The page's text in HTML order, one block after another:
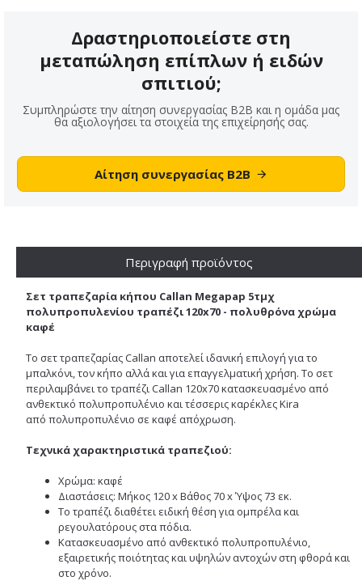
Δραστηριοποιείστε στη
μεταπώληση επίπλων ή ειδών
σπιτιού;
Συμπληρώστε την αίτηση συνεργασίας B2B και η ομάδα μας
θα αξιολογήσει τα στοιχεία της επιχείρησής σας.
Αίτηση συνεργασίας B2B
Περιγραφή προϊόντος
Σετ τραπεζαρία κήπου Callan Megapap 5τμχ
πολυπροπυλενίου τραπέζι 120x70 - πολυθρόνα χρώμα
καφέ
Το σετ τραπεζαρίας Callan αποτελεί ιδανική επιλογή για το
μπαλκόνι, τον κήπο αλλά και για επαγγελματική χρήση. Το σετ
περιλαμβάνει το τραπέζι Callan 120x70 κατασκευασμένο από
ανθεκτικό πολυπροπυλένιο και τέσσερις καρέκλες Kira
από πολυπροπυλένιο σε καφέ απόχρωση.
Τεχνικά χαρακτηριστικά τραπεζιού:
Χρώμα: καφέ
Διαστάσεις: Μήκος 120 x Βάθος 70 x Ύψος 73 εκ.
Το τραπέζι διαθέτει ειδική θέση για ομπρέλα και
ρεγουλατόρους στα πόδια.
Κατασκευασμένο από ανθεκτικό πολυπροπυλένιο,
εξαιρετικής ποιότητας και υψηλών αντοχών στη φθορά και
στο χρόνο.